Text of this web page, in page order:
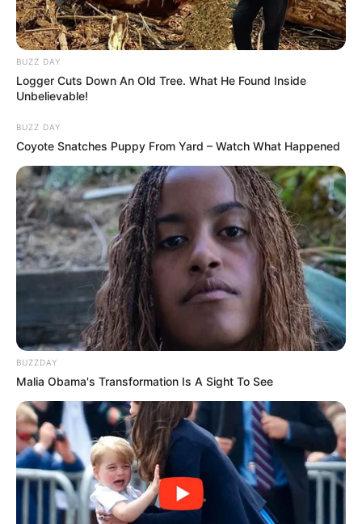
BUZZ DAY
Logger Cuts Down An Old Tree. What He Found Inside
Unbelievable!
BUZZ DAY
Coyote Snatches Puppy From Yard – Watch What Happened
BUZZDAY
Malia Obama's Transformation Is A Sight To See